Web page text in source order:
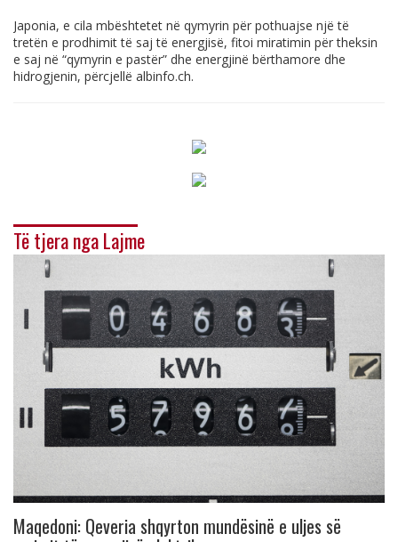
Japonia, e cila mbështetet në qymyrin për pothuajse një të
tretën e prodhimit të saj të energjisë, fitoi miratimin për theksin
e saj në “qymyrin e pastër” dhe energjinë bërthamore dhe
hidrogjenin, përcjellë albinfo.ch.
Të tjera nga Lajme
Maqedoni: Qeveria shqyrton mundësinë e uljes së